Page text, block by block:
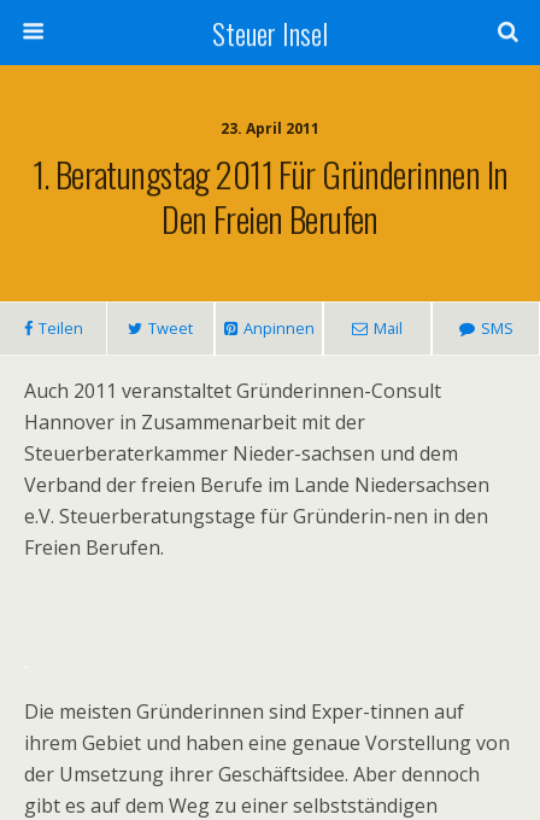
Steuer Insel
23. April 2011
1. Beratungstag 2011 Für Gründerinnen In
Den Freien Berufen
Teilen Tweet Anpinnen Mail SMS
Auch 2011 veranstaltet Gründerinnen-Consult
Hannover in Zusammenarbeit mit der
Steuerberaterkammer Nieder-sachsen und dem
Verband der freien Berufe im Lande Niedersachsen
e.V. Steuerberatungstage für Gründerin-nen in den
Freien Berufen.
Die meisten Gründerinnen sind Exper-tinnen auf
ihrem Gebiet und haben eine genaue Vorstellung von
der Umsetzung ihrer Geschäftsidee. Aber dennoch
gibt es auf dem Weg zu einer selbstständigen